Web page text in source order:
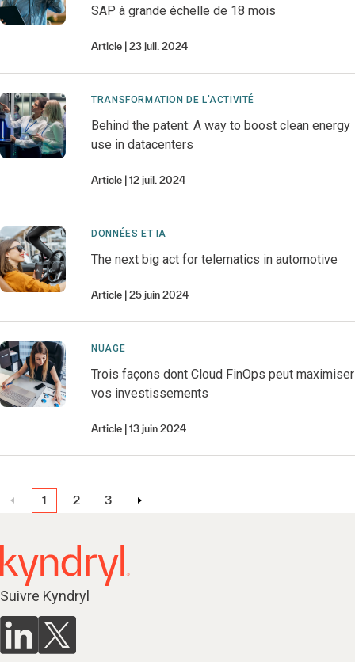
SAP à grande échelle de 18 mois
Article 23 juil. 2024
TRANSFORMATION DE L'ACTIVITÉ
Behind the patent: A way to boost clean energy
use in datacenters
Article 12 juil. 2024
DONNÉES ET IA
The next big act for telematics in automotive
Article 25 juin 2024
NUAGE
Trois façons dont Cloud FinOps peut maximiser
vos investissements
Article 13 juin 2024
1 2 3
Suivre Kyndryl